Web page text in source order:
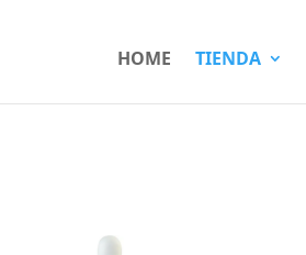
HOME TIENDA